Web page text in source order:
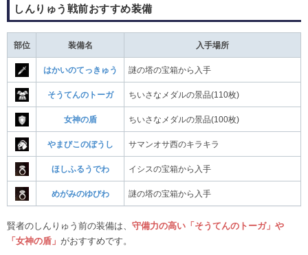
しんりゅう戦前おすすめ装備
部位 装備名 入手場所
はかいのてっきゅう 謎の塔の宝箱から入手
そうてんのトーガ ちいさなメダルの景品(110枚)
女神の盾 ちいさなメダルの景品(100枚)
やまびこのぼうし サマンオサ西のキラキラ
ほしふるうでわ イシスの宝箱から入手
めがみのゆびわ 謎の塔の宝箱から入手
賢者のしんりゅう前の装備は、 守備力の高い「そうてんのトーガ」や
「女神の盾」 がおすすめです。